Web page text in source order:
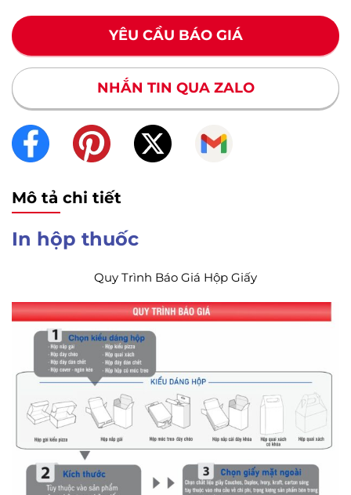
YÊU CẦU BÁO GIÁ
NHẮN TIN QUA ZALO
Mô tả chi tiết
In hộp thuốc
Quy Trình Báo Giá Hộp Giấy